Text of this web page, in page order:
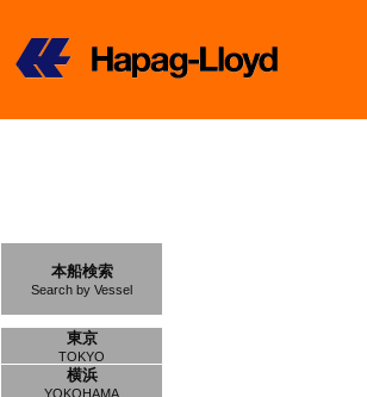
本船検索
Search by Vessel
東京
TOKYO
横浜
YOKOHAMA